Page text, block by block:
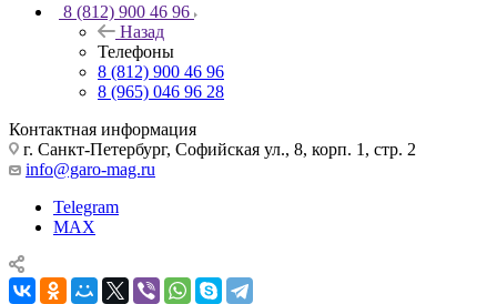
8 (812) 900 46 96
Назад
Телефоны
8 (812) 900 46 96
8 (965) 046 96 28
Контактная информация
г. Санкт-Петербург, Софийская ул., 8, корп. 1, стр. 2
info@garo-mag.ru
Telegram
MAX